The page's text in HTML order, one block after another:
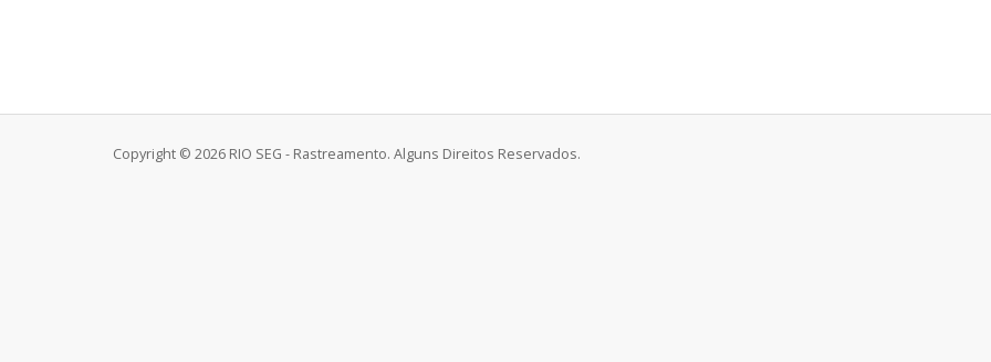
Copyright © 2026 RIO SEG - Rastreamento. Alguns Direitos Reservados.